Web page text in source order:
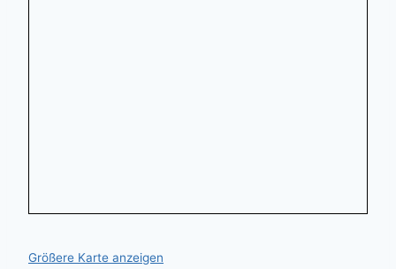
Größere Karte anzeigen